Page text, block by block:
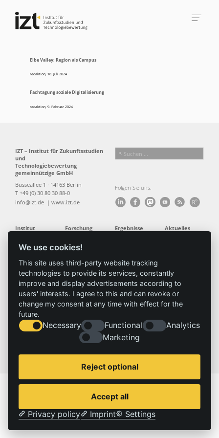
Elbe Valley: Region als Campus
redaktion,18. Juli 2024
Fachtagung soziale Digitalisierung
redaktion ,9. Februar 2024
We use cookies!
This site uses third-party website tracking
technologies to provide its services, constantly
improve and display advertisements according to
users' interests. I agree to this and can revoke or
change my consent at any time with effect for the
future.
Necessary Functional
Analytics
Marketing
Reject optional
Accept all
Privacy policy
Imprint Settings
IZT – Institut für Zukunftsstudien
und
Technologiebewertung
gemeinnützige GmbH
Busseallee 1 · 14163 Berlin
T +49 (0) 30 80 30 88-0
info@izt.de | www.izt.de
Institut
Team
Gremien
Geschichte
Forschung
Methoden
Referenz
Ergebnisse
Aktuelles
Service
Standorte
Stellenangebote
Impressum
Impressum
Datenschutzerklärung
Folgen Sie uns:
© 2026 | IZT – Institut für Zukunftsstudien und Technologiebewertung gemeinnützige GmbH